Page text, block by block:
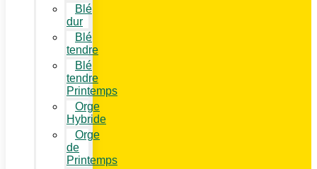
Blé
dur
Blé
tendre
Blé
tendre
Printemps
Orge
Hybride
Orge
de
Printemps